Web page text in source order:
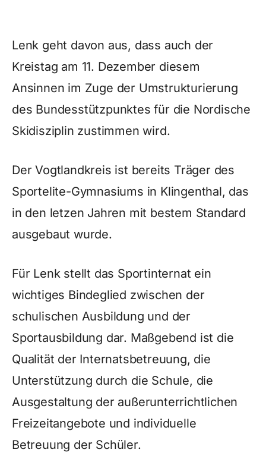
Lenk geht davon aus, dass auch der
Kreistag am 11. Dezember diesem
Ansinnen im Zuge der Umstrukturierung
des Bundesstützpunktes für die Nordische
Skidisziplin zustimmen wird.
Der Vogtlandkreis ist bereits Träger des
Sportelite-Gymnasiums in Klingenthal, das
in den letzen Jahren mit bestem Standard
ausgebaut wurde.
Für Lenk stellt das Sportinternat ein
wichtiges Bindeglied zwischen der
schulischen Ausbildung und der
Sportausbildung dar. Maßgebend ist die
Qualität der Internatsbetreuung, die
Unterstützung durch die Schule, die
Ausgestaltung der außerunterrichtlichen
Freizeitangebote und individuelle
Betreuung der Schüler.